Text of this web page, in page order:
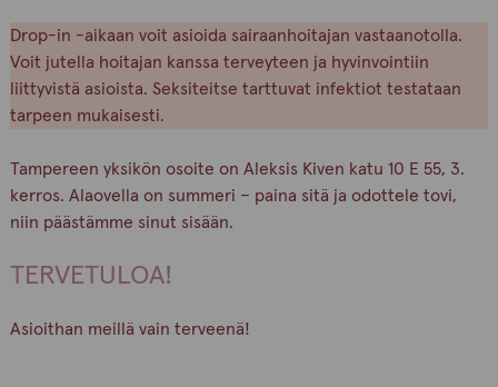
Drop-in -aikaan voit asioida sairaanhoitajan vastaanotolla.
Voit jutella hoitajan kanssa terveyteen ja hyvinvointiin
liittyvistä asioista. Seksiteitse tarttuvat infektiot testataan
tarpeen mukaisesti.
Tampereen yksikön osoite on Aleksis Kiven katu 10 E 55, 3.
kerros. Alaovella on summeri – paina sitä ja odottele tovi,
niin päästämme sinut sisään.
TERVETULOA!
Asioithan meillä vain terveenä!